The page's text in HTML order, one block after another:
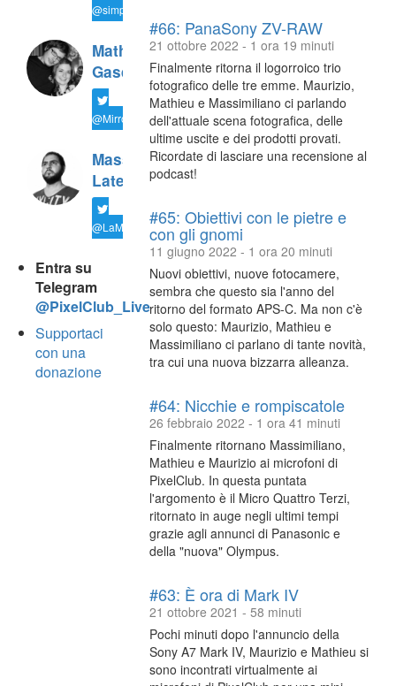
@simplemal
Mathieu
Gasquet
@MirrorLessons
Massimiliano
Latella
@LaMaxImages
Entra su
Telegram
@PixelClub_Live
Supportaci
con una
donazione
#66: PanaSony ZV-RAW
21 ottobre 2022 - 1 ora 19 minuti
Finalmente ritorna il logorroico trio
fotografico delle tre emme. Maurizio,
Mathieu e Massimiliano ci parlando
dell'attuale scena fotografica, delle
ultime uscite e dei prodotti provati.
Ricordate di lasciare una recensione al
podcast!
#65: Obiettivi con le pietre e
con gli gnomi
11 giugno 2022 - 1 ora 20 minuti
Nuovi obiettivi, nuove fotocamere,
sembra che questo sia l'anno del
ritorno del formato APS-C. Ma non c'è
solo questo: Maurizio, Mathieu e
Massimiliano ci parlano di tante novità,
tra cui una nuova bizzarra alleanza.
#64: Nicchie e rompiscatole
26 febbraio 2022 - 1 ora 41 minuti
Finalmente ritornano Massimiliano,
Mathieu e Maurizio ai microfoni di
PixelClub. In questa puntata
l'argomento è il Micro Quattro Terzi,
ritornato in auge negli ultimi tempi
grazie agli annunci di Panasonic e
della "nuova" Olympus.
#63: È ora di Mark IV
21 ottobre 2021 - 58 minuti
Pochi minuti dopo l'annuncio della
Sony A7 Mark IV, Maurizio e Mathieu si
sono incontrati virtualmente ai